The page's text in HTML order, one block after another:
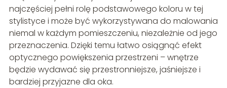
najczęściej pełni rolę podstawowego koloru w tej
stylistyce i może być wykorzystywana do malowania
niemal w każdym pomieszczeniu, niezależnie od jego
przeznaczenia. Dzięki temu łatwo osiągnąć efekt
optycznego powiększenia przestrzeni – wnętrze
będzie wydawać się przestronniejsze, jaśniejsze i
bardziej przyjazne dla oka.